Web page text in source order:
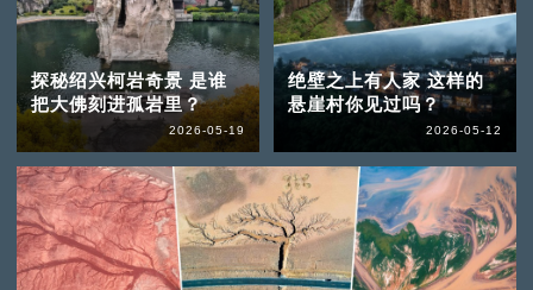
探秘绍兴柯岩奇景 是谁
把大佛刻进孤岩里？
2026-05-19
绝壁之上有人家 这样的
悬崖村你见过吗？
2026-05-12